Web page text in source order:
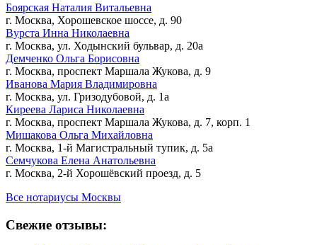
Боярская Наталия Витальевна
г. Москва, Хорошевское шоссе, д. 90
Вурста Инна Николаевна
г. Москва, ул. Ходынский бульвар, д. 20а
Демченко Ольга Борисовна
г. Москва, проспект Маршала Жукова, д. 9
Иванова Мария Владимировна
г. Москва, ул. Гризодубовой, д. 1а
Киреева Лариса Николаевна
г. Москва, проспект Маршала Жукова, д. 7, корп. 1
Мишакова Ольга Михайловна
г. Москва, 1-й Магистральный тупик, д. 5а
Семчукова Елена Анатольевна
г. Москва, 2-й Хорошёвский проезд, д. 5
Все нотариусы Москвы
Свежие отзывы: